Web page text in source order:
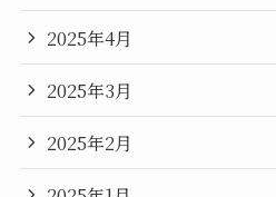
2025年4月
2025年3月
2025年2月